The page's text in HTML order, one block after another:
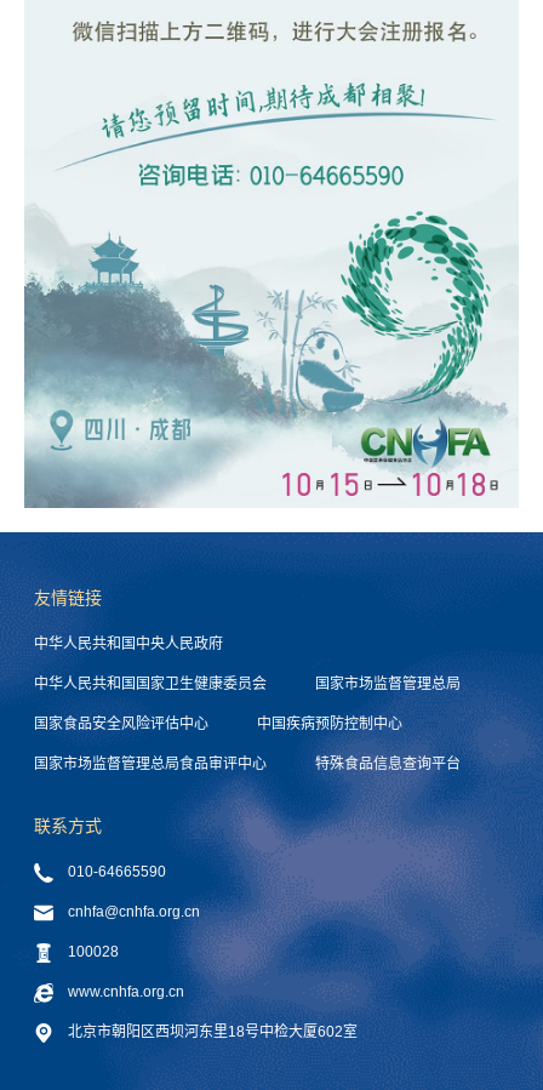
友情链接
中华人民共和国中央人民政府
中华人民共和国国家卫生健康委员会 国家市场监督管理总局
国家食品安全风险评估中心 中国疾病预防控制中心
国家市场监督管理总局食品审评中心 特殊食品信息查询平台
联系方式
010-64665590
cnhfa@cnhfa.org.cn
100028
www.cnhfa.org.cn
北京市朝阳区西坝河东里18号中检大厦602室